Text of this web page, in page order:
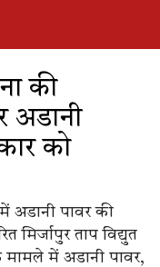
की
अडानी
को
अडानी पावर की
मिर्जापुर ताप विद्युत
मामले में अडानी पावर,